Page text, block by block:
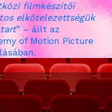
filmkészítői
elkötelezettségük
” – állt az
of Motion Picture